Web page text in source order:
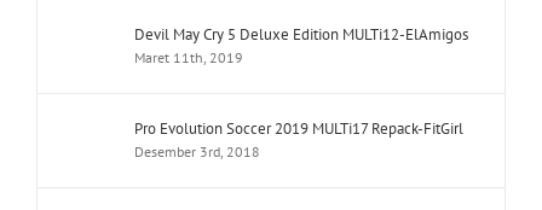
Devil May Cry 5 Deluxe Edition MULTi12-ElAmigos
Maret 11th, 2019
Pro Evolution Soccer 2019 MULTi17 Repack-FitGirl
Desember 3rd, 2018